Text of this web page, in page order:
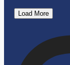
Load More